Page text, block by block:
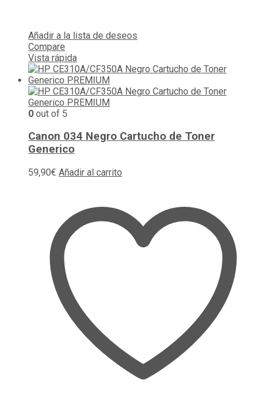
Añadir a la lista de deseos
Compare
Vista rápida
0 out of 5
Canon 034 Negro Cartucho de Toner
Generico
59,90€ Añadir al carrito